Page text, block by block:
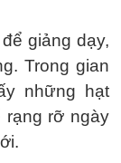
giảng dạy,
Trong gian
những hạt
rạng rỡ ngày